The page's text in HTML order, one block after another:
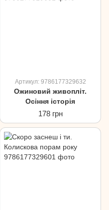
Артикул: 9786177329632
Ожиновий живопліт.
Осіння історія
178 грн